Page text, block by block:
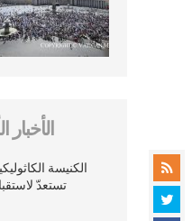
الأخبار
الكنيسة
تستعدّ